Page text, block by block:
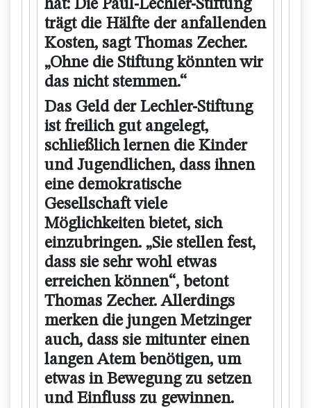
hat: Die Paul-Lechler-Stiftung
trägt die Hälfte der anfallenden
Kosten, sagt Thomas Zecher.
„Ohne die Stiftung könnten wir
das nicht stemmen.“
Das Geld der Lechler-Stiftung
ist freilich gut angelegt,
schließlich lernen die Kinder
und Jugendlichen, dass ihnen
eine demokratische
Gesellschaft viele
Möglichkeiten bietet, sich
einzubringen. „Sie stellen fest,
dass sie sehr wohl etwas
erreichen können“, betont
Thomas Zecher. Allerdings
merken die jungen Metzinger
auch, dass sie mitunter einen
langen Atem benötigen, um
etwas in Bewegung zu setzen
und Einfluss zu gewinnen.